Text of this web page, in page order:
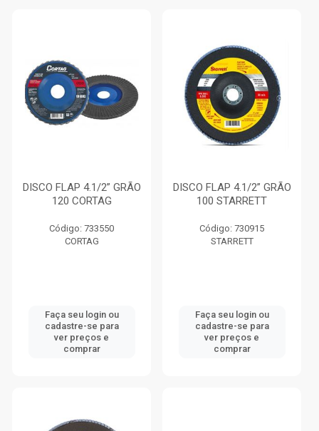
DISCO FLAP 4.1/2” GRÃO
120 CORTAG
Código: 733550
CORTAG
Faça seu login ou
cadastre-se para
ver preços e
comprar
DISCO FLAP 4.1/2” GRÃO
100 STARRETT
Código: 730915
STARRETT
Faça seu login ou
cadastre-se para
ver preços e
comprar